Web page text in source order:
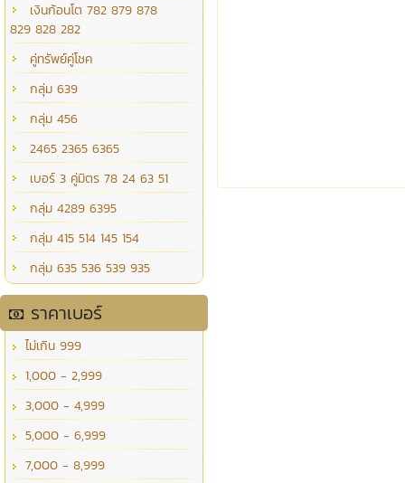
เงินก้อนโต 782 879 878
829 828 282
คู่ทรัพย์คู่โชค
กลุ่ม 639
กลุ่ม 456
2465 2365 6365
เบอร์ 3 คู่มิตร 78 24 63 51
กลุ่ม 4289 6395
กลุ่ม 415 514 145 154
กลุ่ม 635 536 539 935
ราคาเบอร์
ไม่เกิน 999
1,000 - 2,999
3,000 - 4,999
5,000 - 6,999
7,000 - 8,999